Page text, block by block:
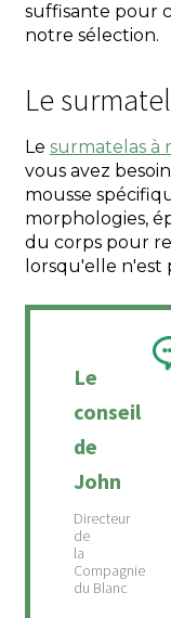
suffisante pour
notre sélection.
Le
Le surmatelas à
vous avez
mousse
morphologies,
du corps pour
lorsqu'elle n'est
Le
conseil
de
John